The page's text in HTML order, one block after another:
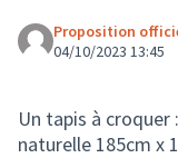
Proposition
04/10/2023 13:45
Un tapis à croquer
naturelle 185cm x